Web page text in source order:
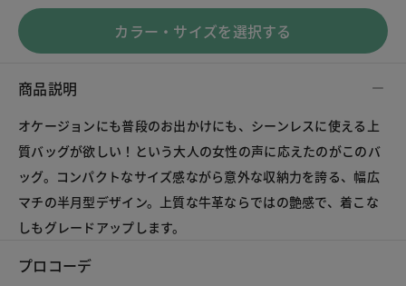
カラー・サイズを選択する
商品説明
オケージョンにも普段のお出かけにも、シーンレスに使える上
質バッグが欲しい！という大人の女性の声に応えたのがこのバ
ッグ。コンパクトなサイズ感ながら意外な収納力を誇る、幅広
マチの半月型デザイン。上質な牛革ならではの艶感で、着こな
しもグレードアップします。
プロコーデ